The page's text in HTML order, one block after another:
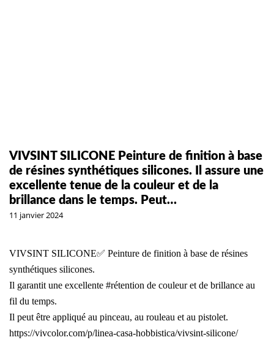
VIVSINT SILICONE Peinture de finition à base
de résines synthétiques silicones. Il assure une
excellente tenue de la couleur et de la
brillance dans le temps. Peut…
11 janvier 2024
VIVSINT SILICONE✅ Peinture de finition à base de résines
synthétiques silicones.
Il garantit une excellente #rétention de couleur et de brillance au
fil du temps.
Il peut être appliqué au pinceau, au rouleau et au pistolet.
https://vivcolor.com/p/linea-casa-hobbistica/vivsint-silicone/